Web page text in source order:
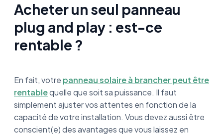
Acheter un seul panneau
plug and play : est-ce
rentable ?
En fait, votre panneau solaire à brancher peut être
rentablequelle que soit sa puissance. Il faut
simplement ajuster vos attentes en fonction de la
capacité de votre installation. Vous devez aussi être
conscient(e) des avantages que vous laissez en